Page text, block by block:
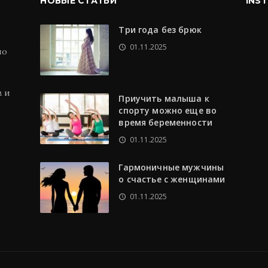
и
Три года без брюк
01.11.2025
Приучить малыша к
спорту можно еще во
время беременности
01.11.2025
Гармоничные мужчины
о счастье с женщинами
01.11.2025